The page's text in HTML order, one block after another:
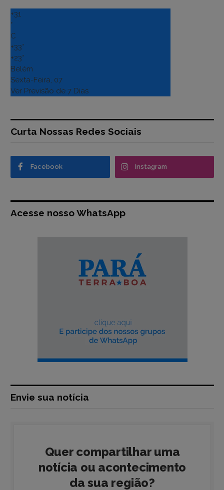
+31
°
C
+33°
+23°
Belém
Sexta-Feira, 07
Ver Previsão de 7 Dias
Curta Nossas Redes Sociais
Facebook Instagram
Acesse nosso WhatsApp
Envie sua notícia
Quer compartilhar uma
notícia ou acontecimento
da sua região?